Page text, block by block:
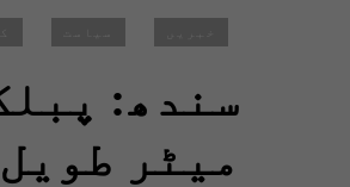
میٹر